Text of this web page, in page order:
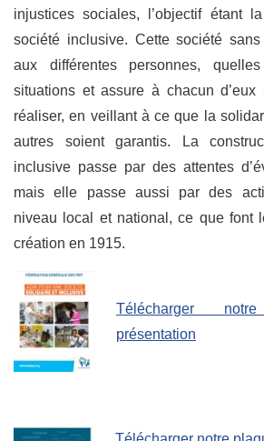
injustices sociales, l’objectif étant
société inclusive. Cette société sans
aux différentes personnes,
situations et assure à chacun
réaliser, en veillant à ce que la
autres soient garantis. La
inclusive passe par des attentes
mais elle passe aussi par des
niveau local et national, ce que font
création en 1915.
Télécharger
présentation